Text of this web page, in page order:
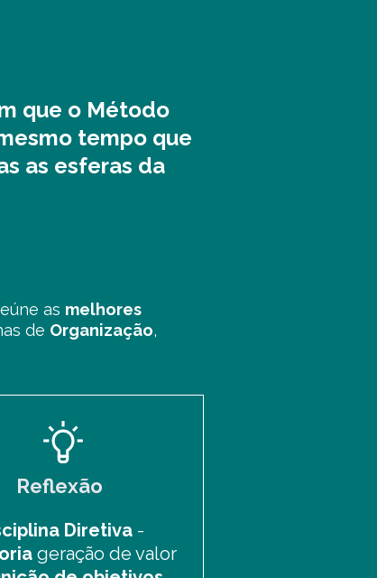
que o Método
tempo que
as esferas da
as melhores
de Organização,
Reflexão
Diretiva-
geração de valor